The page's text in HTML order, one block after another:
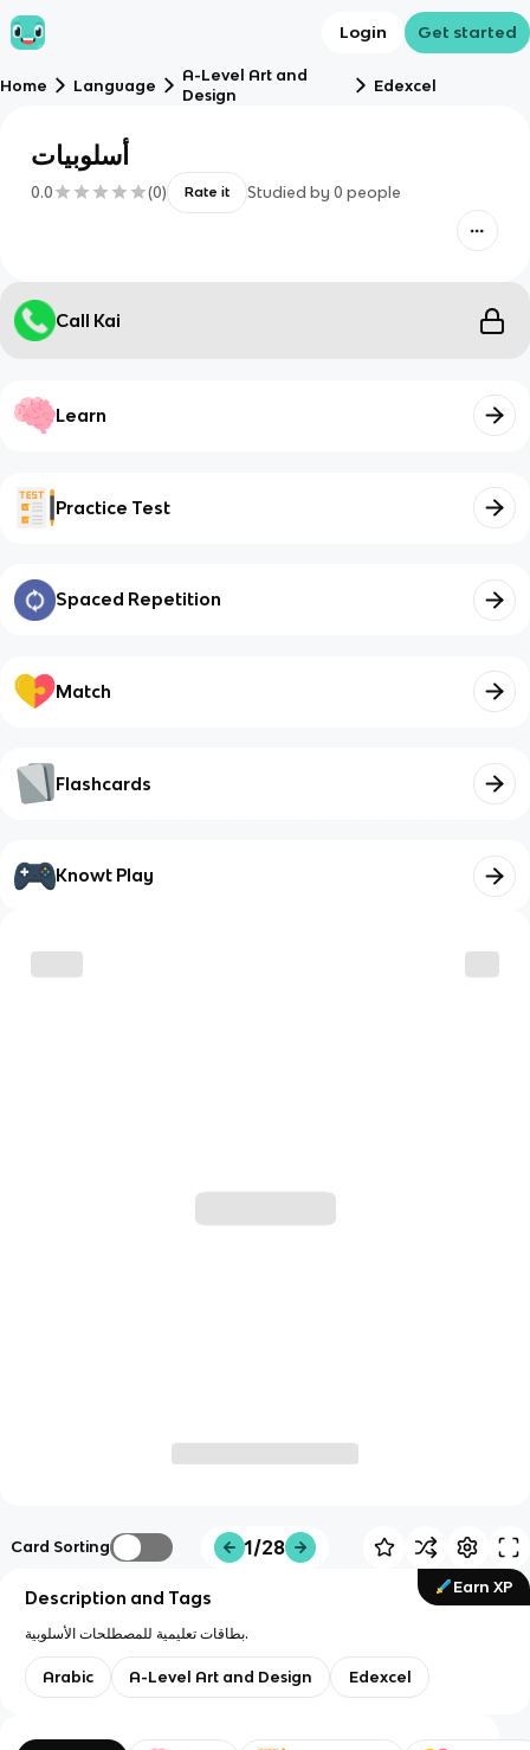
Login Get started
Home Language
A-Level Art and
Design
Edexcel
أسلوبيات
0.0 (0) Rate it Studied by 0 people
Call Kai
Learn
Practice Test
Spaced Repetition
Match
Flashcards
Knowt Play
Card Sorting 1/28
Earn XP
Description and Tags
بطاقات تعليمية للمصطلحات الأسلوبية.
Arabic A-Level Art and Design Edexcel